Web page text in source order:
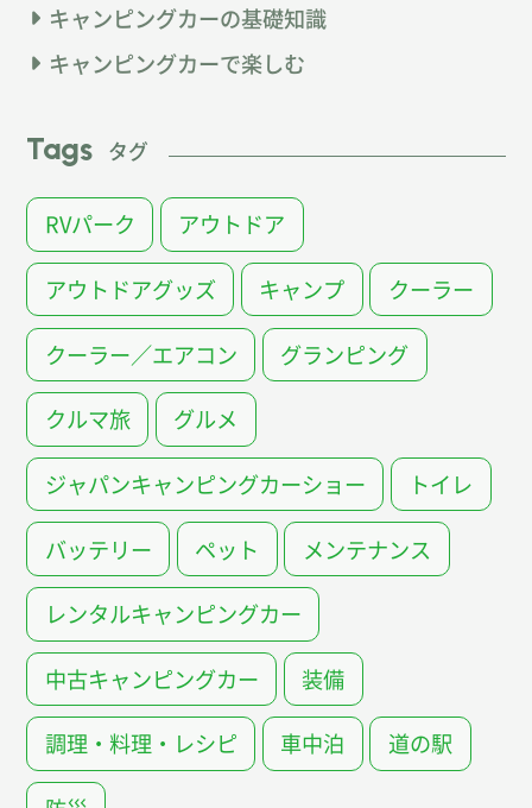
キャンピングカーの基礎知識
キャンピングカーで楽しむ
Tags タグ
RVパーク アウトドア
アウトドアグッズ キャンプ クーラー
クーラー／エアコン グランピング
クルマ旅 グルメ
ジャパンキャンピングカーショー トイレ
バッテリー ペット メンテナンス
レンタルキャンピングカー
中古キャンピングカー 装備
調理・料理・レシピ 車中泊 道の駅